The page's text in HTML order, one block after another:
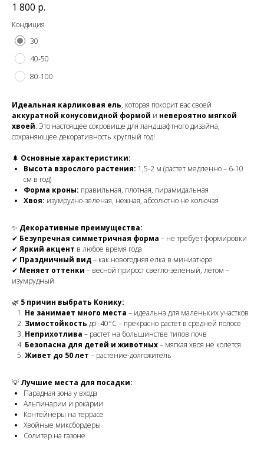
1 800 р.
Кондиция
30
40-50
80-100
Идеальная карликовая ель, которая покорит вас своей
аккуратной конусовидной формой и невероятно мягкой
хвоей. Это настоящее сокровище для ландшафтного дизайна,
сохраняющее декоративность круглый год!
🌲 Основные характеристики:
Высота взрослого растения: 1,5-2 м (растет медленно – 6-10
см в год)
Форма кроны: правильная, плотная, пирамидальная
Хвоя: изумрудно-зеленая, нежная, абсолютно не колючая
✨ Декоративные преимущества:
✔ Безупречная симметричная форма – не требует формировки
✔ Яркий акцент в любое время года
✔ Праздничный вид– как новогодняя елка в миниатюре
✔ Меняет оттенки – весной прирост светло-зеленый, летом –
изумрудный
🌿 5 причин выбрать Конику:
Не занимает много места – идеальна для маленьких участков
Зимостойкость до -40°C – прекрасно растет в средней полосе
Неприхотлива – растет на большинстве типов почв
Безопасна для детей и животных– мягкая хвоя не колется
Живет до 50 лет – растение-долгожитель
💡 Лучшие места для посадки:
Парадная зона у входа
Альпинарии и рокарии
Контейнеры на террасе
Хвойные миксбордеры
Солитер на газоне